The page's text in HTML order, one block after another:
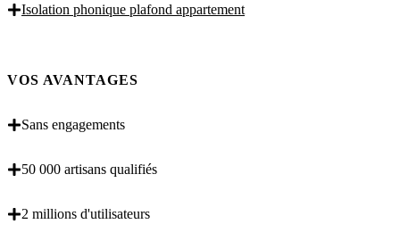
Isolation phonique plafond appartement
VOS AVANTAGES
Sans engagements
50 000 artisans qualifiés
2 millions d'utilisateurs